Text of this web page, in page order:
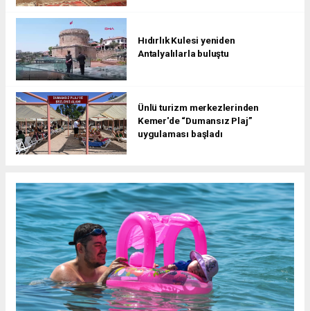
Hıdırlık Kulesi yeniden
Antalyalılarla buluştu
Ünlü turizm merkezlerinden
Kemer'de “Dumansız Plaj”
uygulaması başladı